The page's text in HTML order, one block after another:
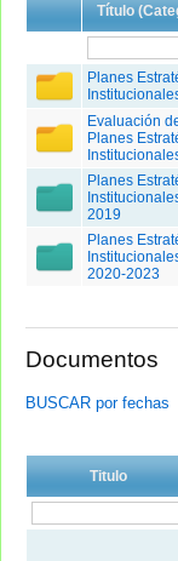
Título
Planes
Evaluación
Planes
Planes
2019
Planes
2020-2023
Documentos
BUSCAR por fechas
Titulo